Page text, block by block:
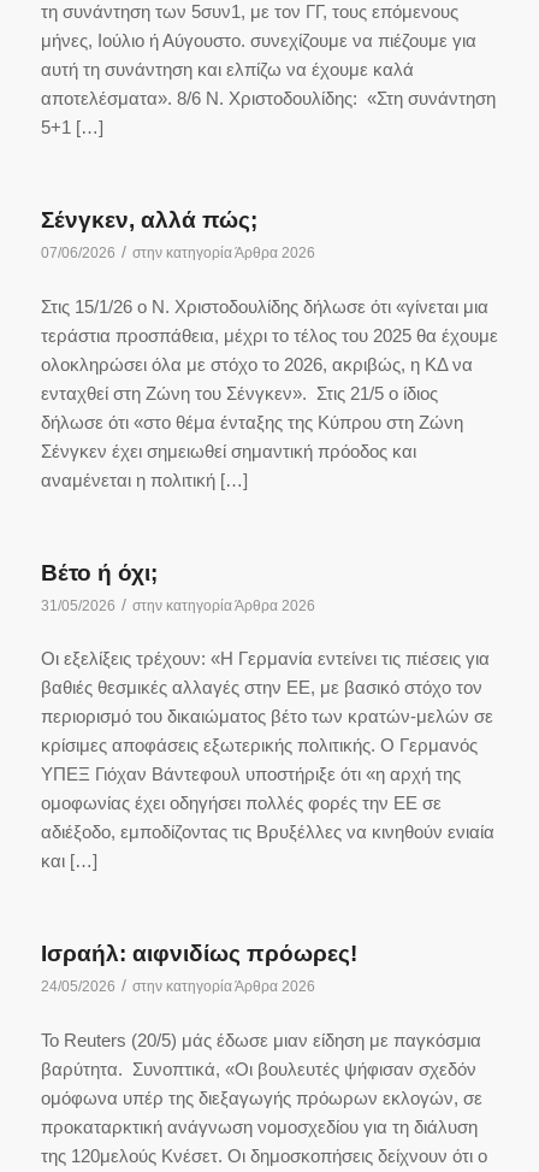
τη συνάντηση των 5συν1, με τον ΓΓ, τους επόμενους
μήνες, Ιούλιο ή Αύγουστο. συνεχίζουμε να πιέζουμε για
αυτή τη συνάντηση και ελπίζω να έχουμε καλά
αποτελέσματα». 8/6 Ν. Χριστοδουλίδης: «Στη συνάντηση
5+1 […]
Σένγκεν, αλλά πώς;
07/06/2026 / στην κατηγορίαΆρθρα 2026
Στις 15/1/26 ο Ν. Χριστοδουλίδης δήλωσε ότι «γίνεται μια
τεράστια προσπάθεια, μέχρι το τέλος του 2025 θα έχουμε
ολοκληρώσει όλα με στόχο το 2026, ακριβώς, η ΚΔ να
ενταχθεί στη Ζώνη του Σένγκεν». Στις 21/5 ο ίδιος
δήλωσε ότι «στο θέμα ένταξης της Κύπρου στη Ζώνη
Σένγκεν έχει σημειωθεί σημαντική πρόοδος και
αναμένεται η πολιτική […]
Βέτο ή όχι;
31/05/2026 / στην κατηγορίαΆρθρα 2026
Οι εξελίξεις τρέχουν: «Η Γερμανία εντείνει τις πιέσεις για
βαθιές θεσμικές αλλαγές στην ΕΕ, με βασικό στόχο τον
περιορισμό του δικαιώματος βέτο των κρατών-μελών σε
κρίσιμες αποφάσεις εξωτερικής πολιτικής. Ο Γερμανός
ΥΠΕΞ Γιόχαν Βάντεφουλ υποστήριξε ότι «η αρχή της
ομοφωνίας έχει οδηγήσει πολλές φορές την ΕΕ σε
αδιέξοδο, εμποδίζοντας τις Βρυξέλλες να κινηθούν ενιαία
και […]
Ισραήλ: αιφνιδίως πρόωρες!
24/05/2026 / στην κατηγορίαΆρθρα 2026
Το Reuters (20/5) μάς έδωσε μιαν είδηση με παγκόσμια
βαρύτητα. Συνοπτικά, «Οι βουλευτές ψήφισαν σχεδόν
ομόφωνα υπέρ της διεξαγωγής πρόωρων εκλογών, σε
προκαταρκτική ανάγνωση νομοσχεδίου για τη διάλυση
της 120μελούς Κνέσετ. Οι δημοσκοπήσεις δείχνουν ότι ο